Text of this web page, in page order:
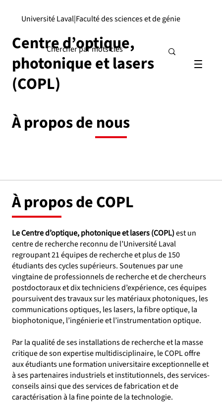
Centre d’optique,
photonique et lasers
(COPL)
|
Université Laval Faculté des sciences et de génie
À propos de nous
À propos de COPL
Le Centre d’optique, photonique et lasers (COPL)est un
centre de recherche reconnu de l’Université Laval
regroupant 21 équipes de recherche et plus de 150
étudiants des cycles supérieurs. Soutenues par une
vingtaine de professionnels de recherche et de chercheurs
postdoctoraux et dix techniciens d’expérience, ces équipes
poursuivent des travaux sur les matériaux photoniques, les
communications optiques, les lasers, la fibre optique, la
biophotonique, l’ingénierie et l’instrumentation optique.
Par la qualité de ses installations de recherche et la masse
critique de son expertise multidisciplinaire, le COPL offre
aux étudiants une formation universitaire exceptionnelle et
à ses partenaires industriels et institutionnels, des services-
conseils ainsi que des services de fabrication et de
caractérisation à la fine pointe de la technologie.